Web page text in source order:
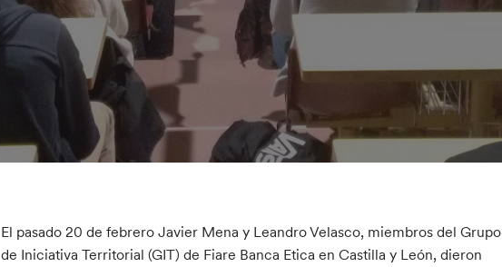
El pasado 20 de febrero Javier Mena y Leandro Velasco, miembros del Grupo
de Iniciativa Territorial (GIT) de Fiare Banca Etica en Castilla y León, dieron